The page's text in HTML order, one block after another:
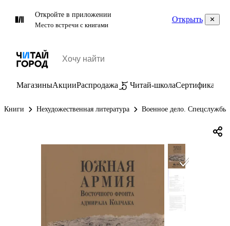
Откройте в приложении
Место встречи с книгами
Открыть
МагазиныАкцииРаспродажа Читай-школаСертификаты
Книги Нехудожественная литература Военное дело. Спецслужбы